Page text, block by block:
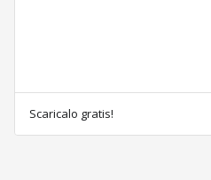
Scaricalo gratis!